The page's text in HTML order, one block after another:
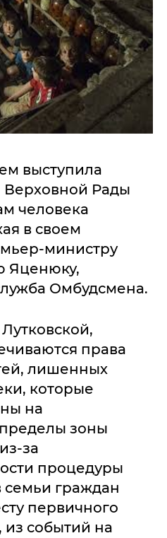
выступила
Рады
человека
в своем
министру
Яценюку,
Омбудсмена.
права
лишенных
которые
на
зоны
за
процедуры
семьи граждан
первичного
из событий на